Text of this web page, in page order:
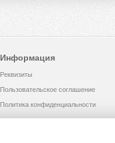
Информация
Реквизиты
Пользовательское соглашение
Политика конфиденциальности